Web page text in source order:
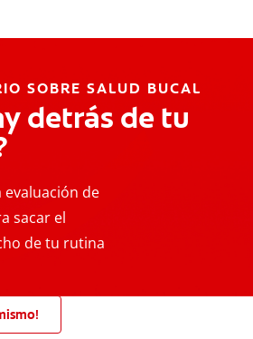
SOBRE SALUD BUCAL
detrás de tu
evaluación de
sacar el
de tu rutina